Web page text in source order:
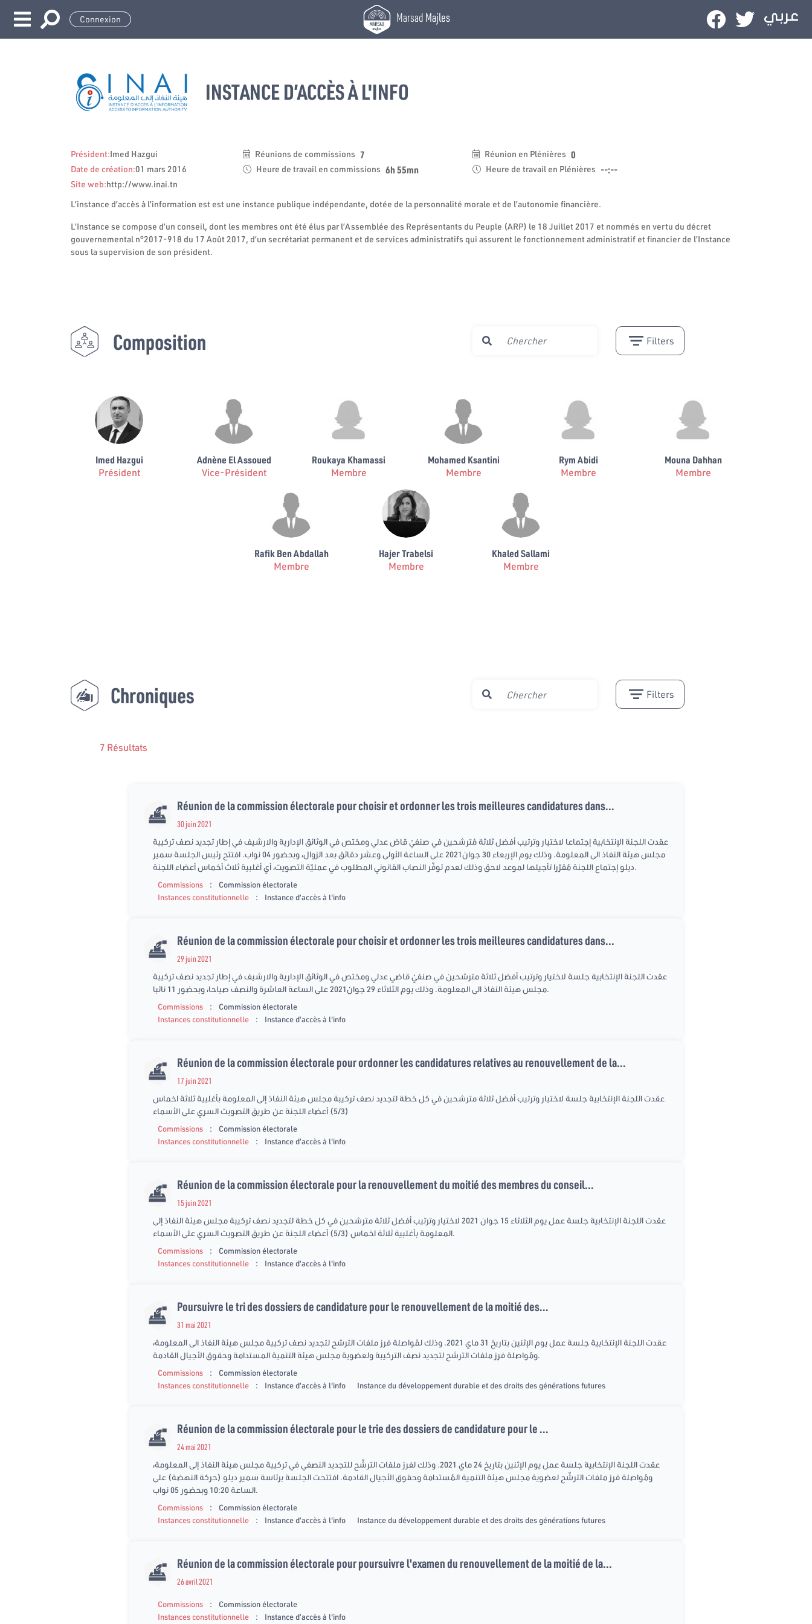
Connexion MarsadMajles
INSTANCE D’ACCÈS À L'INFO
Président:Imed Hazgui
Date de création:01 mars 2016
Site web:http://www.inai.tn
Réunions de commissions 7
Heure de travail en commissions 6h 55mn
Réunion en Plénières 0
Heure de travail en Plénières --:--
L’instance d’accès à l’information est est une instance publique indépendante, dotée de la personnalité morale et de l’autonomie financière.
L’Instance se compose d’un conseil, dont les membres ont été élus par l’Assemblée des Représentants du Peuple (ARP) le 18 Juillet 2017 et nommés en vertu du décret
gouvernemental n°2017-918 du 17 Août 2017, d’un secrétariat permanent et de services administratifs qui assurent le fonctionnement administratif et financier de l’Instance
sous la supervision de son président.
Composition Filters
Imed Hazgui
Président
Adnène El Assoued
Vice-Président
Roukaya Khamassi
Membre
Mohamed Ksantini
Membre
Rym Abidi
Membre
Mouna Dahhan
Membre
Rafik Ben Abdallah
Membre
Hajer Trabelsi
Membre
Khaled Sallami
Membre
Chroniques Filters
7 Résultats
Réunion de la commission électorale pour choisir et ordonner les trois meilleures candidatures dans...
30 juin 2021
عقدت اللجنة الإنتخابية إجتماعا لاختيار وترتيب أفضل ثلاثة مُترشحين في صنفيْ قاض عدلي ومختص في الوثائق الإدارية والارشيف في إطار تجديد نصف تركيبة
مجلس هيئة النفاذ الى المعلومة. وذلك يوم الإربعاء 30 جوان2021 على الساعة الأولى وعشر دقائق بعد الزوال، وبحضور 04 نواب. افتتح رئيس الجلسة سمير
ديلو إجتماع اللجنة مُقرّرا تأجيلها لموعد لاحق وذلك لعدم توفّر النصاب القانوني المطلوب في عمليّة التصويت، أي أغلبية ثلاث أخماس أعضاء اللجنة.
Commissions
:
Commission électorale
Instances constitutionnelle
: Instance d’accès à l'info
Réunion de la commission électorale pour choisir et ordonner les trois meilleures candidatures dans...
29 juin 2021
عقدت اللجنة الإنتخابية جلسة لاختيار وترتيب أفضل ثلاثة مترشحين في صنفيْ قاضي عدلي ومختص في الوثائق الإدارية والارشيف في إطار تجديد نصف تركيبة
مجلس هيئة النفاذ الى المعلومة. وذلك يوم الثلاثاء 29 جوان2021 على الساعة العاشرة والنصف صباحا، وبحضور 11 نائبا.
Commissions
:
Commission électorale
Instances constitutionnelle
: Instance d’accès à l'info
Réunion de la commission électorale pour ordonner les candidatures relatives au renouvellement de la...
17 juin 2021
عقدت اللجنة الإنتخابية جلسة لاختيار وترتيب أفضل ثلاثة مترشحين في كل خطة لتجديد نصف تركيبة مجلس هيئة النفاذ إلى المعلومة بأغلبية ثلاثة اخماس
(5/3) أعضاء اللجنة عن طريق التصويت السري على الأسماء
Commissions
:
Commission électorale
Instances constitutionnelle
: Instance d’accès à l'info
Réunion de la commission électorale pour la renouvellement du moitié des membres du conseil...
15 juin 2021
عقدت اللجنة الإنتخابية جلسة عمل يوم الثلاثاء 15 جوان 2021 لاختيار وترتيب أفضل ثلاثة مترشحين في كل خطة لتجديد نصف تركيبة مجلس هيئة النفاذ إلى
المعلومة بأغلبية ثلاثة اخماس (5/3) أعضاء اللجنة عن طريق التصويت السري على الأسماء.
Commissions
:
Commission électorale
Instances constitutionnelle
: Instance d’accès à l'info
Poursuivre le tri des dossiers de candidature pour le renouvellement de la moitié des...
31 mai 2021
عقدت اللجنة الإنتخابية جلسة عمل يوم الإثنين بتاريخ 31 ماي 2021. وذلك لمُواصلة فرز ملفات الترشح لتجديد نصف تركيبة مجلس هيئة النفاذ الى المعلومة،
ومُواصلة فرز ملفات الترشح لتجديد نصف التركيبة ولعضوية مجلس هيئة التنمية المستدامة وحقوق الأجيال القادمة.
Commissions
:
Commission électorale
Instances constitutionnelle
: Instance d’accès à l'info Instance du développement durable et des droits des générations futures
Réunion de la commission électorale pour le trie des dossiers de candidature pour le ...
24 mai 2021
عقدت اللجنة الإنتخابية جلسة عمل يوم الإثنين بتاريخ 24 ماي 2021. وذلك لفرز ملفات الترشّح للتجديد النصفي في تركيبة مجلس هيئة النفاذ إلى المعلومة،
ومُواصلة فرز ملفات الترشّح لعضوية مجلس هيئة التنمية المُستدامة وحقوق الأجيال القادمة. افتتحت الجلسة برئاسة سمير ديلو (حركة النهضة) على
الساعة 10:20 وبحضور 05 نواب.
Commissions
:
Commission électorale
Instances constitutionnelle
: Instance d’accès à l'info Instance du développement durable et des droits des générations futures
Réunion de la commission électorale pour poursuivre l'examen du renouvellement de la moitié de la...
26 avril 2021
Commissions :
Commission électorale
Instances constitutionnelle
: Instance d’accès à l'info